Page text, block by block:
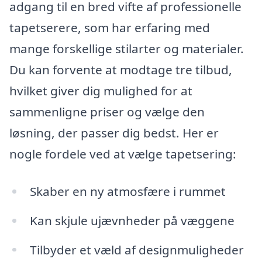
adgang til en bred vifte af professionelle
tapetserere, som har erfaring med
mange forskellige stilarter og materialer.
Du kan forvente at modtage tre tilbud,
hvilket giver dig mulighed for at
sammenligne priser og vælge den
løsning, der passer dig bedst. Her er
nogle fordele ved at vælge tapetsering:
Skaber en ny atmosfære i rummet
Kan skjule ujævnheder på væggene
Tilbyder et væld af designmuligheder